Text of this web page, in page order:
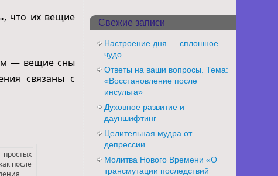
что их вещие
— вещие сны
связаны с
Свежие записи
Настроение дня — сплошное
чудо
Ответы на ваши вопросы. Тема:
«Восстановление после
инсульта»
Духовное развитие и
дауншифтинг
Целительная мудра от
депрессии
Молитва Нового Времени «О
трансмутации последствий